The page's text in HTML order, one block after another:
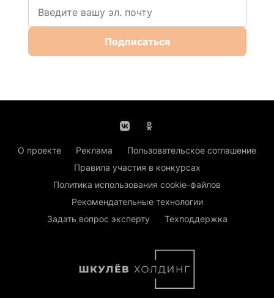
Подписаться
О проекте Реклама
Пользовательское соглашение
Правила участия в конкурсах
Политика использования cookie-файлов
Рекомендательные технологии
Задать вопрос эксперту
Техподдержка